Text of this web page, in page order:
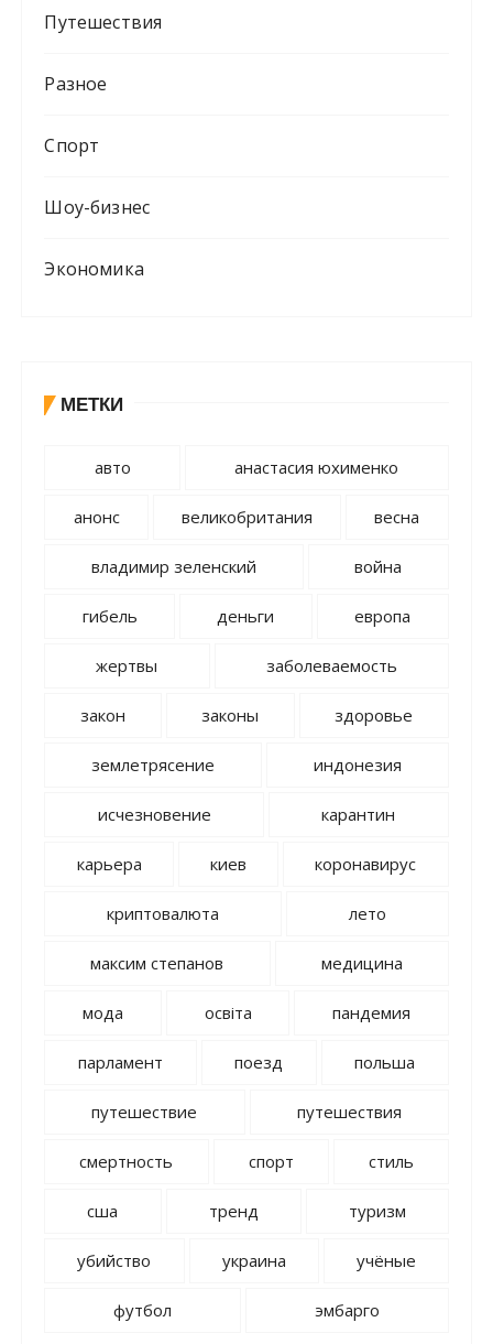
Путешествия
Разное
Спорт
Шоу-бизнес
Экономика
МЕТКИ
авто анастасия юхименко
анонс великобритания весна
владимир зеленский война
гибель деньги европа
жертвы заболеваемость
закон законы здоровье
землетрясение индонезия
исчезновение карантин
карьера киев коронавирус
криптовалюта лето
максим степанов медицина
мода освіта пандемия
парламент поезд польша
путешествие путешествия
смертность спорт стиль
сша тренд туризм
убийство украина учёные
футбол эмбарго